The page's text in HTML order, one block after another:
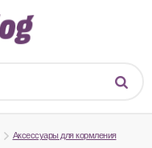
Аксессуары для кормления